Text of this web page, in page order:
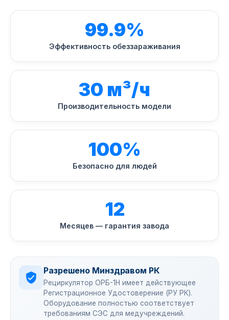
99.9%
Эффективность обеззараживания
30 м³/ч
Производительность модели
100%
Безопасно для людей
12
Месяцев — гарантия завода
Разрешено Минздравом РК
Рециркулятор ОРБ-1Н имеет действующее
Регистрационное Удостоверение (РУ РК).
Оборудование полностью соответствует
требованиям СЭС для медучреждений.